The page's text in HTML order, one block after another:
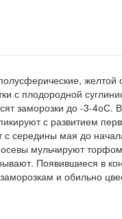
с плодородной
заморозки до -3-
с развитием
с середины мая до
мульчируют
Появившиеся в
и обильно